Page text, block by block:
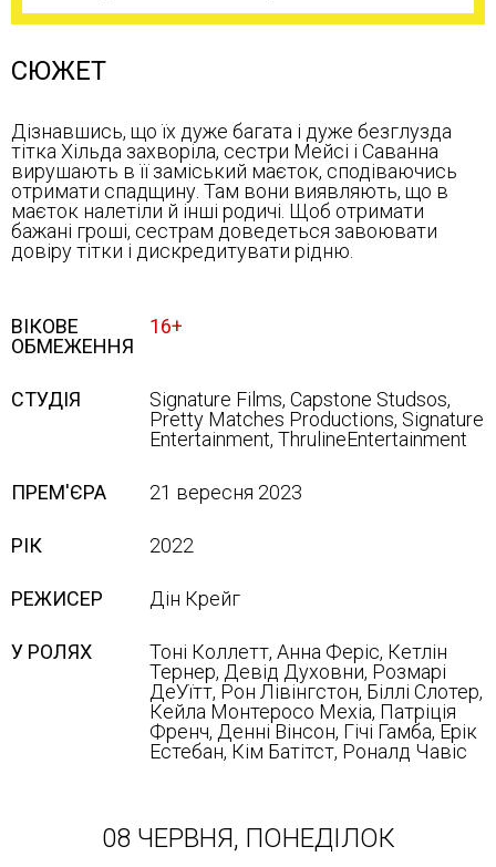
СЮЖЕТ
Дізнавшись, що їх дуже багата і дуже безглузда
тітка Хільда захворіла, сестри Мейсі і Саванна
вирушають в її заміський маєток, сподіваючись
отримати спадщину. Там вони виявляють, що в
маєток налетіли й інші родичі. Щоб отримати
бажані гроші, сестрам доведеться завоювати
довіру тітки і дискредитувати рідню.
ВІКОВЕ
ОБМЕЖЕННЯ
16+
СТУДІЯ
Signature Films, Capstone Studsos,
Pretty Matches Productions, Signature
Entertainment, ThrulineEntertainment
ПРЕМ'ЄРА 21 вересня 2023
РІК 2022
РЕЖИСЕР Дін Крейг
У РОЛЯХ
Тоні Коллетт, Анна Феріс, Кетлін
Тернер, Девід Духовни, Розмарі
ДеУїтт, Рон Лівінгстон, Біллі Слотер,
Кейла Монтеросо Мехіа, Патріція
Френч, Денні Вінсон, Гічі Гамба, Ерік
Естебан, Кім Батітст, Роналд Чавіс
08 ЧЕРВНЯ, ПОНЕДІЛОК